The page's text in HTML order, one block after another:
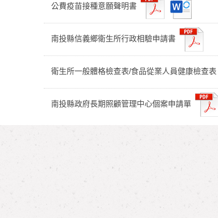
公費疫苗接種意願聲明書
南投縣信義鄉衛生所行政相驗申請書
衛生所一般體格檢查表/食品從業人員健康檢查表
南投縣政府長期照顧管理中心個案申請單